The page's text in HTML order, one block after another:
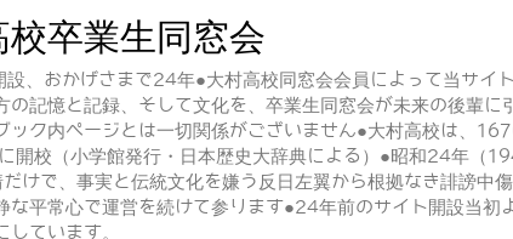
卒業生同窓会
おかげさまで24年●大村高校同窓会会員によって当サイ
の記憶と記録、そして文化を、卒業生同窓会が未来の後輩
ック内ページとは一切関係がございません●大村高校は、
開校（小学館発行・日本歴史大辞典による）●昭和24年（
けで、事実と伝統文化を嫌う反日左翼から根拠なき誹謗中
な平常心で運営を続けて参ります●24年前のサイト開設当初
ています。